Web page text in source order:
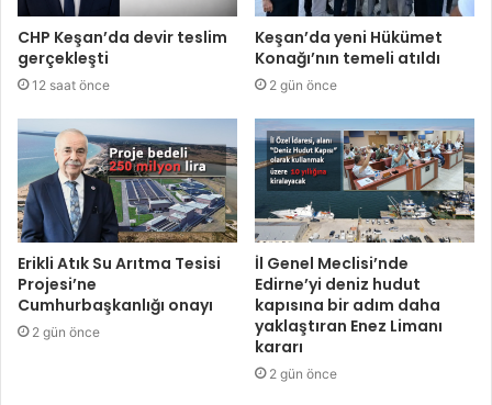
CHP Keşan’da devir teslim
gerçekleşti
12 saat önce
Keşan’da yeni Hükümet
Konağı’nın temeli atıldı
2 gün önce
Erikli Atık Su Arıtma Tesisi
Projesi’ne
Cumhurbaşkanlığı onayı
2 gün önce
İl Genel Meclisi’nde
Edirne’yi deniz hudut
kapısına bir adım daha
yaklaştıran Enez Limanı
kararı
2 gün önce